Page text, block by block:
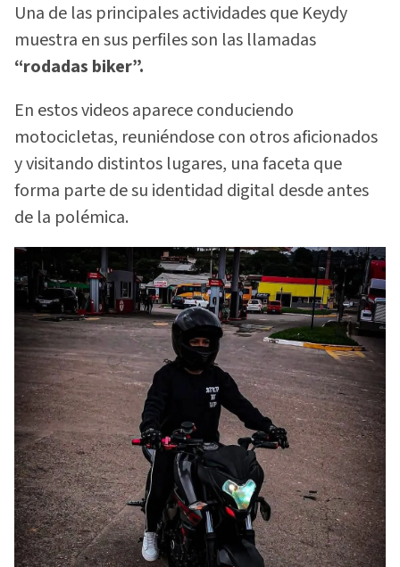
Una de las principales actividades que Keydy
muestra en sus perfiles son las llamadas
“rodadas biker”.
En estos videos aparece conduciendo
motocicletas, reuniéndose con otros aficionados
y visitando distintos lugares, una faceta que
forma parte de su identidad digital desde antes
de la polémica.